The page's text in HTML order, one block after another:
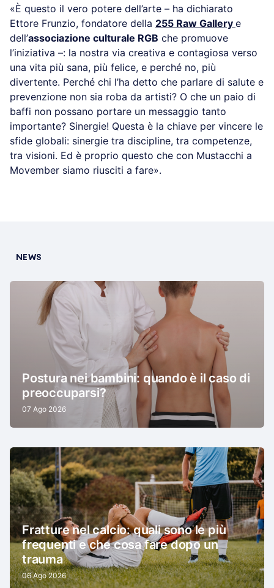
«È questo il vero potere dell’arte – ha dichiarato
Ettore Frunzio, fondatore della 255 Raw Gallery e
dell’associazione culturale RGB che promuove
l’iniziativa –: la nostra via creativa e contagiosa verso
una vita più sana, più felice, e perché no, più
divertente. Perché chi l’ha detto che parlare di salute e
prevenzione non sia roba da artisti? O che un paio di
baffi non possano portare un messaggio tanto
importante? Sinergie! Questa è la chiave per vincere le
sfide globali: sinergie tra discipline, tra competenze,
tra visioni. Ed è proprio questo che con Mustacchi a
Movember siamo riusciti a fare».
NEWS
Postura nei bambini: quando è il caso di
preoccuparsi?
07 Ago 2026
Fratture nel calcio: quali sono le più
frequenti e che cosa fare dopo un
trauma
06 Ago 2026